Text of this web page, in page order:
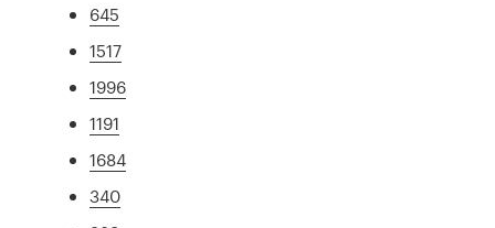
645
1517
1996
1191
1684
340